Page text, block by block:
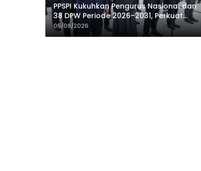
PPSPI Kukuhkan Pengurus Nasional dan
38 DPW Periode 2026–2031, Perkuat
Profesionalisme Sektor Publik
05/08/2026